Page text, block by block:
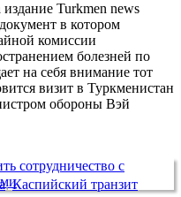
Turkmen news
в котором
комиссии
болезней по
на себя внимание тот
визит в Туркменистан
обороны Вэй
,Каспийский транзит